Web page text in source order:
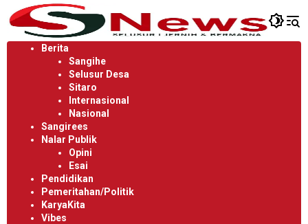
Langsung
ke
konten
Berita
Sangihe
Selusur Desa
Sitaro
Internasional
Nasional
Sangirees
Nalar Publik
Opini
Esai
Pendidikan
Pemeritahan/Politik
KaryaKita
Vibes